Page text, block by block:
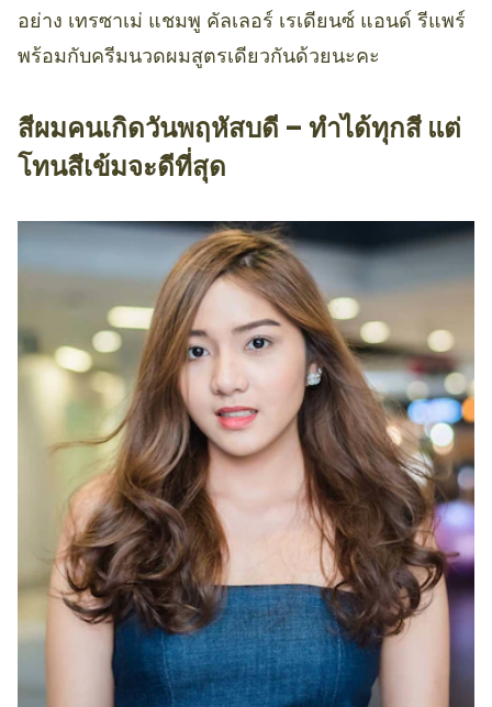
อย่าง เทรซาเม่ แชมพู คัลเลอร์ เรเดียนซ์ แอนด์ รีแพร์
พร้อมกับครีมนวดผมสูตรเดียวกันด้วยนะคะ
สีผมคนเกิดวันพฤหัสบดี – ทำได้ทุกสี แต่
โทนสีเข้มจะดีที่สุด